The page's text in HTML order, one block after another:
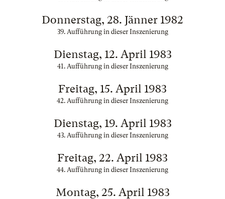
Donnerstag, 28. Jänner 1982
39. Aufführung in dieser Inszenierung
Dienstag, 12. April 1983
41. Aufführung in dieser Inszenierung
Freitag, 15. April 1983
42. Aufführung in dieser Inszenierung
Dienstag, 19. April 1983
43. Aufführung in dieser Inszenierung
Freitag, 22. April 1983
44. Aufführung in dieser Inszenierung
Montag, 25. April 1983